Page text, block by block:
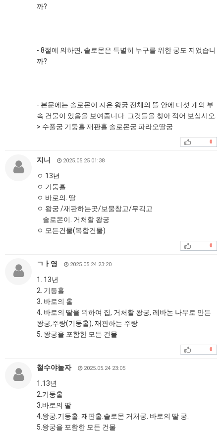
까?
- 8절에 의하면, 솔로몬은 특별히 누구를 위한 궁도 지었습니
까?
- 본문에는 솔로몬이 지은 왕궁 전체의 뜰 안에 다섯 개의 부
속 건물이 있음을 보여줍니다. 그것들을 찾아 적어 보십시오.
> 수풀궁 기둥홀 재판홀 솔로몬궁 파라오딸궁
0
지니 2025.05.25 01:38
ㅇ 13년
ㅇ 기둥홀
ㅇ 바로의. 딸
ㅇ 왕궁 /재판하는곳/보물창고/무긱고
솔로몬이. 거처할 왕궁
ㅇ 모든건물(복합건물)
0
ㄱㅏ영 2025.05.24 23:20
1. 13년
2. 기등홀
3. 바로의 홀
4. 바로의 딸을 위하여 집, 거처할 왕궁, 레바논 나무로 만든
왕궁,주랑(기둥홀), 재판하는 주랑
5. 왕궁을 포함한 모든 건물
0
철수야놀자 2025.05.24 23:05
1.13년
2.기둥홀
3.바로의 딸
4.왕궁.기둥홀. 재판홀.솔로몬 거처궁. 바로의 딸 궁.
5.왕궁을 포함한 모든 건물